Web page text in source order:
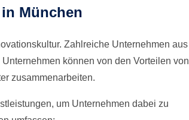
München
Zahlreiche Unternehmen aus
können von den Vorteilen von
zusammenarbeiten.
um Unternehmen dabei zu